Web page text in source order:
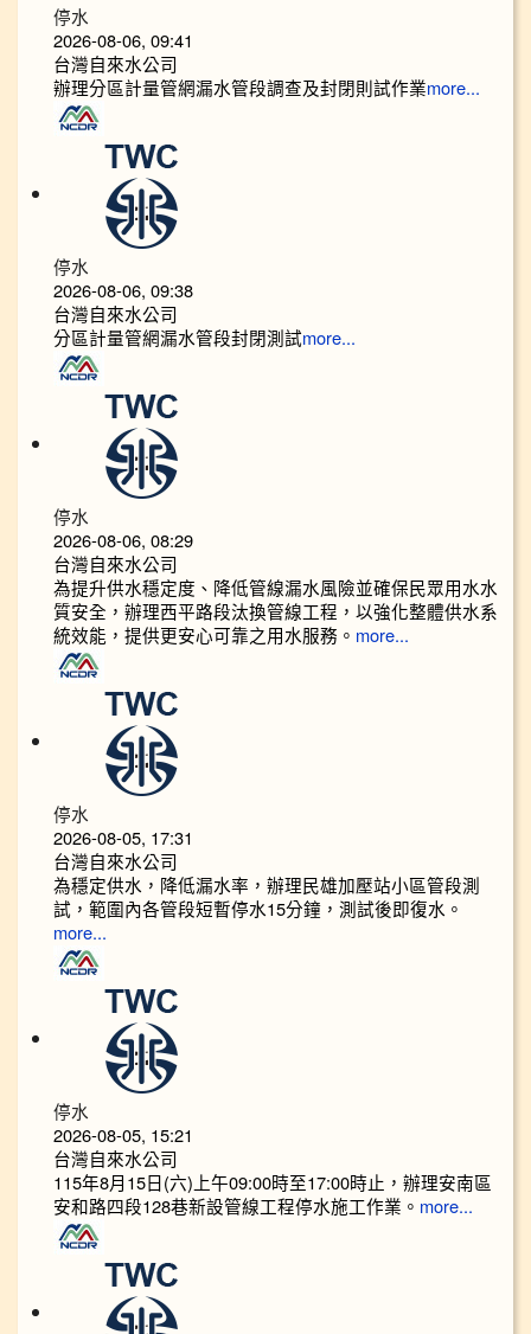
停水
2026-08-06, 09:41
台灣自來水公司
辦理分區計量管網漏水管段調查及封閉則試作業more...
停水
2026-08-06, 09:38
台灣自來水公司
分區計量管網漏水管段封閉測試more...
停水
2026-08-06, 08:29
台灣自來水公司
為提升供水穩定度、降低管線漏水風險並確保民眾用水水
質安全，辦理西平路段汰換管線工程，以強化整體供水系
統效能，提供更安心可靠之用水服務。 more...
停水
2026-08-05, 17:31
台灣自來水公司
為穩定供水，降低漏水率，辦理民雄加壓站小區管段測
試，範圍內各管段短暫停水15分鐘，測試後即復水。
more...
停水
2026-08-05, 15:21
台灣自來水公司
115年8月15日(六)上午09:00時至17:00時止，辦理安南區
安和路四段128巷新設管線工程停水施工作業。 more...